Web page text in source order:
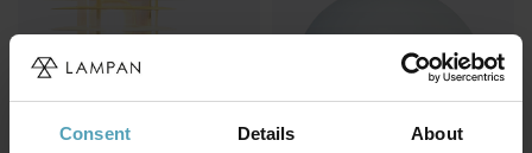
Consent Details About